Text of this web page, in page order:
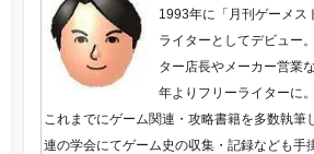
1993年に「月刊ゲーメス
ライターとしてデビュー
ター店長やメーカー営業
年よりフリーライターに。
これまでにゲーム関連・攻略書籍を多数執筆
連の学会にてゲーム史の収集・記録なども手